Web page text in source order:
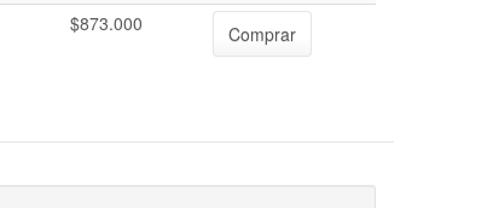
$873.000 Comprar